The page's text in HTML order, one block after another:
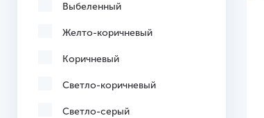
Выбеленный
Желто-коричневый
Коричневый
Светло-коричневый
Светло-серый